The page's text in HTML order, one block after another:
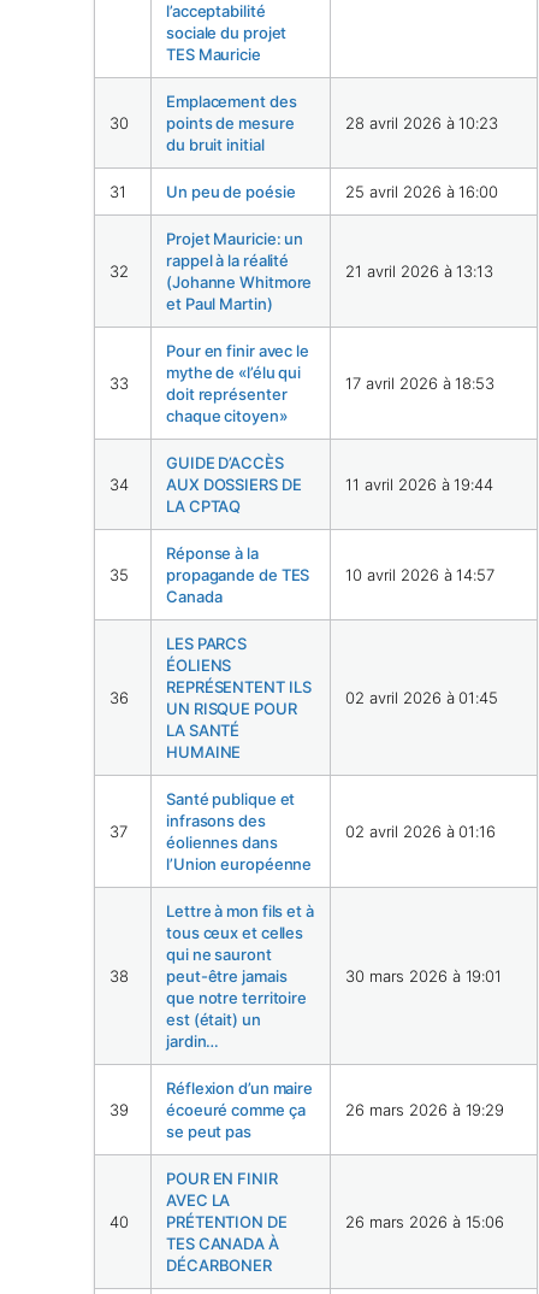
l’acceptabilité
sociale du projet
TES Mauricie
30
Emplacement des
points de mesure
du bruit initial
28 avril 2026 à 10:23
31 Un peu de poésie 25 avril 2026 à 16:00
32
Projet Mauricie: un
rappel à la réalité
(Johanne Whitmore
et Paul Martin)
21 avril 2026 à 13:13
33
Pour en finir avec le
mythe de «l’élu qui
doit représenter
chaque citoyen»
17 avril 2026 à 18:53
34
GUIDE D’ACCÈS
AUX DOSSIERS DE
LA CPTAQ
11 avril 2026 à 19:44
35
Réponse à la
propagande de TES
Canada
10 avril 2026 à 14:57
36
LES PARCS
ÉOLIENS
REPRÉSENTENT ILS
UN RISQUE POUR
LA SANTÉ
HUMAINE
02 avril 2026 à 01:45
37
Santé publique et
infrasons des
éoliennes dans
l’Union européenne
02 avril 2026 à 01:16
38
Lettre à mon fils et à
tous ceux et celles
qui ne sauront
peut-être jamais
que notre territoire
est (était) un
jardin…
30 mars 2026 à 19:01
39
Réflexion d’un maire
écoeuré comme ça
se peut pas
26 mars 2026 à 19:29
40
POUR EN FINIR
AVEC LA
PRÉTENTION DE
TES CANADA À
DÉCARBONER
26 mars 2026 à 15:06